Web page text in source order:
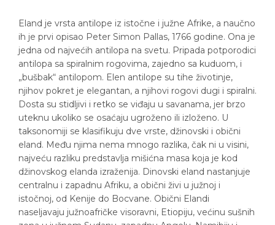
Eland je vrsta antilope iz istočne i južne Afrike, a naučno
ih je prvi opisao Peter Simon Pallas, 1766 godine. Ona je
jedna od najvećih antilopa na svetu. Pripada potporodici
antilopa sa spiralnim rogovima, zajedno sa kuduom, i
„bušbak“ antilopom. Elen antilope su tihe životinje,
njihov pokret je elegantan, a njihovi rogovi dugi i spiralni.
Dosta su stidljivi i retko se viđaju u savanama, jer brzo
uteknu ukoliko se osaćaju ugroženo ili izloženo. U
taksonomiji se klasifikuju dve vrste, džinovski i obični
eland. Među njima nema mnogo razlika, čak ni u visini,
najveću razliku predstavlja mišićna masa koja je kod
džinovskog elanda izraženija. Dinovski eland nastanjuje
centralnu i zapadnu Afriku, a obični živi u južnoj i
istočnoj, od Kenije do Bocvane. Obični Elandi
naseljavaju južnoafričke visoravni, Etiopiju, većinu sušnih